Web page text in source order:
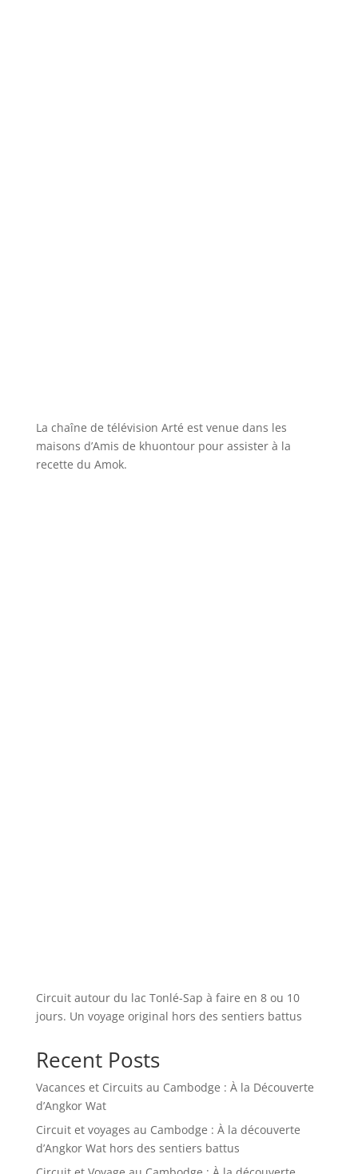
La chaîne de télévision Arté est venue dans les
maisons d’Amis de khuontour pour assister à la
recette du Amok.
Circuit autour du lac Tonlé-Sap à faire en 8 ou 10
jours. Un voyage original hors des sentiers battus
Recent Posts
Vacances et Circuits au Cambodge : À la Découverte
d’Angkor Wat
Circuit et voyages au Cambodge : À la découverte
d’Angkor Wat hors des sentiers battus